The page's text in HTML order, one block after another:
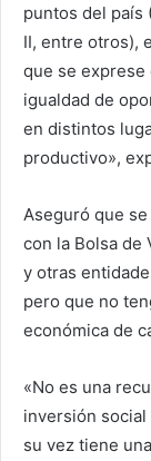
puntos del país
II, entre otros),
que se exprese
igualdad de
en distintos
productivo»,
Aseguró que
con la Bolsa de
y otras
pero que no
económica de
«No es una
inversión
su vez tiene